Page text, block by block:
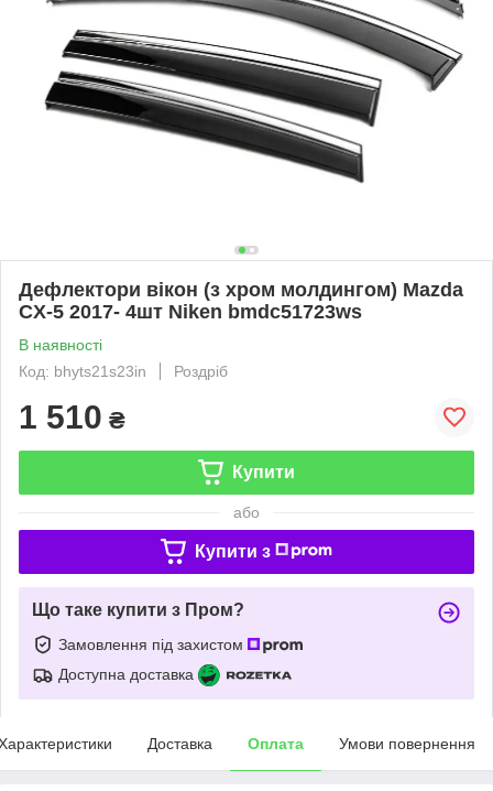
Дефлектори вікон (з хром молдингом) Mazda
CX-5 2017- 4шт Niken bmdc51723ws
В наявності
Код: bhyts21s23in
Роздріб
1 510 ₴
Купити
або
Купити з
Що таке купити з Пром?
Замовлення під захистом
Доступна доставка
Доставка Оплата Умови повернення